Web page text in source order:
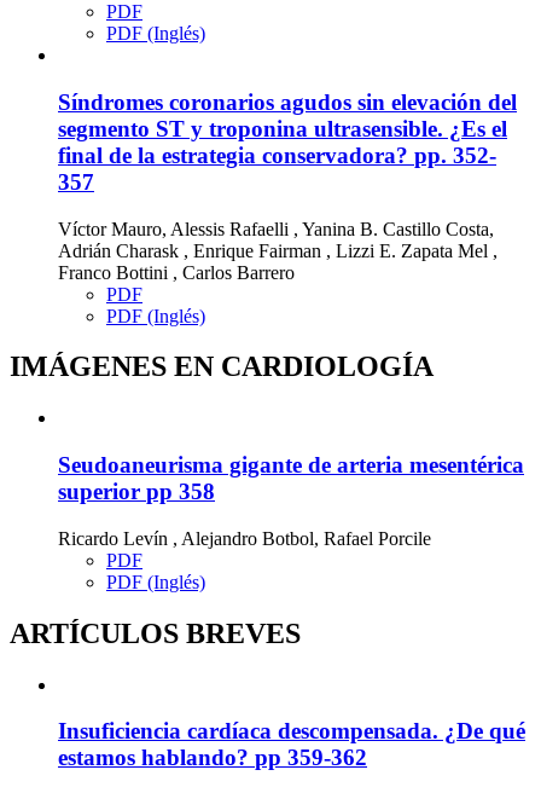
PDF
PDF (Inglés)
Síndromes coronarios agudos sin elevación del
segmento ST y troponina ultrasensible. ¿Es el
final de la estrategia conservadora? pp. 352-
357
Víctor Mauro, Alessis Rafaelli , Yanina B. Castillo Costa,
Adrián Charask , Enrique Fairman , Lizzi E. Zapata Mel ,
Franco Bottini , Carlos Barrero
PDF
PDF (Inglés)
IMÁGENES EN CARDIOLOGÍA
Seudoaneurisma gigante de arteria mesentérica
superior pp 358
Ricardo Levín , Alejandro Botbol, Rafael Porcile
PDF
PDF (Inglés)
ARTÍCULOS BREVES
Insuficiencia cardíaca descompensada. ¿De qué
estamos hablando? pp 359-362